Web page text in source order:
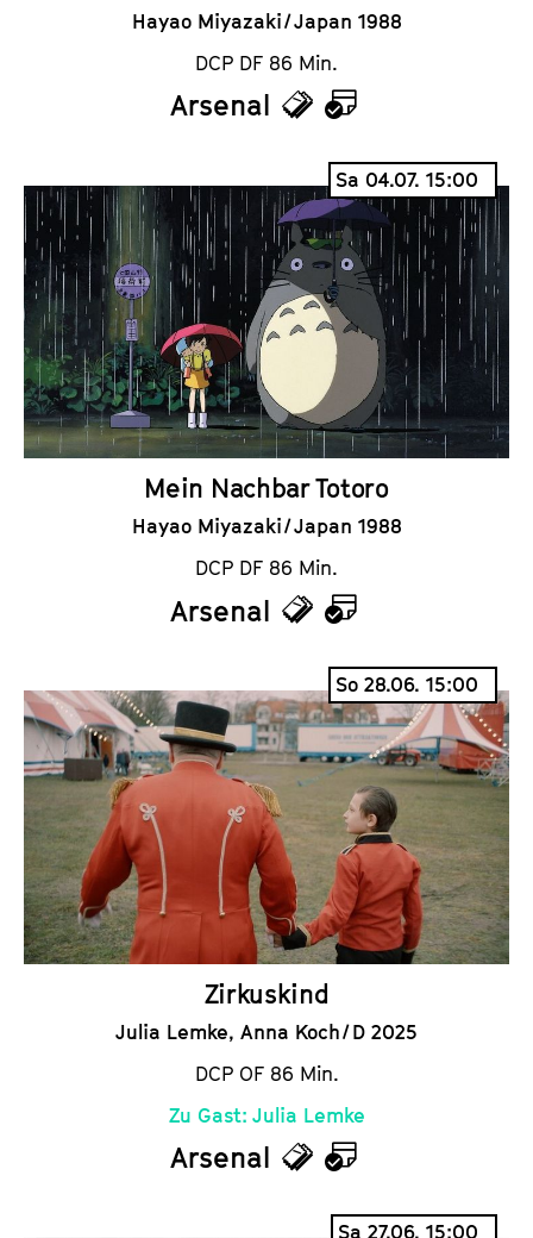
Hayao Miyazaki / Japan 1988
DCP DF 86 Min.
Arsenal
T
c
k
e
t
K
a
l
e
n
d
r
Sa 04.07. 15:00
Mein Nachbar Totoro
Hayao Miyazaki / Japan 1988
DCP DF 86 Min.
Arsenal
T
c
k
e
t
s
K
a
l
e
n
d
e
r
So 28.06. 15:00
Zirkuskind
Julia Lemke, Anna Koch / D 2025
DCP OF 86 Min.
Zu Gast: Julia Lemke
Arsenal
T
K
a
Sa 27.06. 15:00